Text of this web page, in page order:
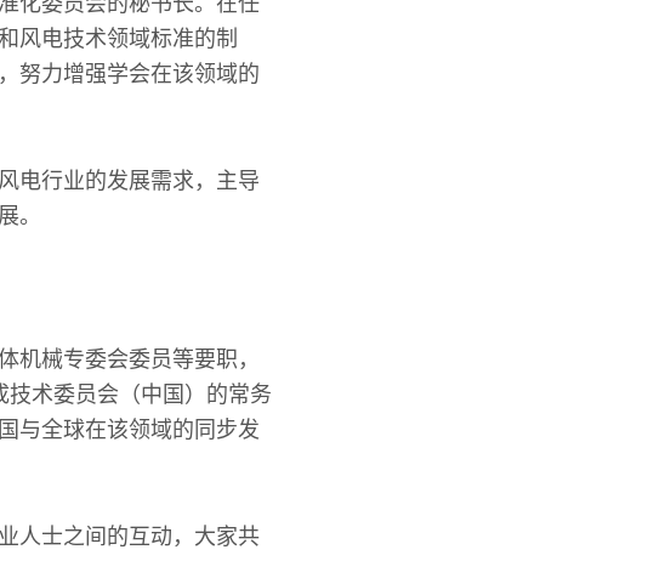
风电技术领域标准的制
努力增强学会在该领域的
电行业的发展需求，主导
。
机械专委会委员等要职，
术委员会（中国）的常务
与全球在该领域的同步发
人士之间的互动，大家共